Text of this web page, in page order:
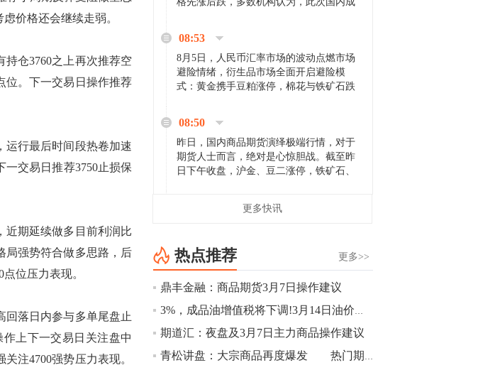
价格还会继续走弱。
仓3760之上再次推荐空
位。下一交易日操作推荐
行最后时间段热卷加速
一交易日推荐3750止损保
期延续做多目前利润比
局强势符合做多思路，后
位压力表现。
落日内参与多单尾盘止
作上下一交易日关注盘中
注4700强势压力表现。
08:53
8月5日，人民币汇率市场的波动点燃市场
避险情绪，衍生品市场全面开启避险模
式：黄金携手豆粕涨停，棉花与铁矿石跌
场来看，汇率波动...
08:50
昨日，国内商品期货演绎极端行情，对于
期货人士而言，绝对是心惊胆战。截至昨
日下午收盘，沪金、豆二涨停，铁矿石、
[imgnobrwh] src=...
跌幅达6%，报689.5元/吨，刷新近两个月
低位。
14:20
更多快讯
更多>>
热点推荐
鼎丰金融：商品期货3月7日操作建议
3%，成品油增值税将下调!3月14日油价将出现年内首次下调?
期道汇：夜盘及3月7日主力商品操作建议
青松讲盘：大宗商品再度爆发 热门期货积极跟进